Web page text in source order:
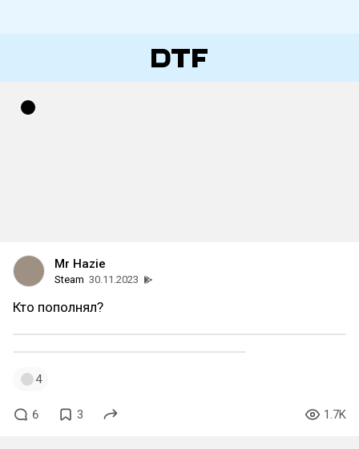
Mr Hazie
Steam 30.11.2023
Кто пополнял?
4
6 3 1.7K